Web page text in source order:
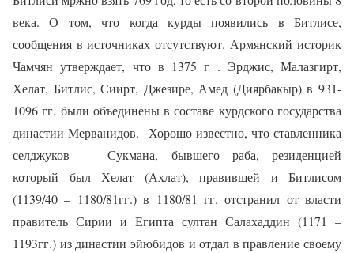
века. О том, что когда курды появились в Битлисе,
сообщения в источниках отсутствуют. Армянский историк
Чамчян утверждает, что в 1375 г . Эрджис, Малазгирт,
Хелат, Битлис, Сиирт, Джезире, Амед (Диярбакыр) в 931-
1096 гг. были объединены в составе курдского государства
династии Мерванидов.
Хорошо известно, что ставленника
селджуков — Сукмана, бывшего раба, резиденцией
который был Хелат (Ахлат), правившей и Битлисом
(1139/40 – 1180/81гг.) в 1180/81 гг. отстранил от власти
правитель Сирии и Египта султан Салахаддин (1171 –
1193гг.) из династии эйюбидов и отдал в правление своему